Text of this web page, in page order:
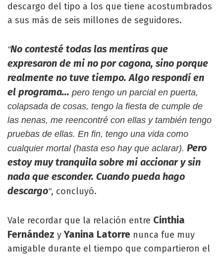
descargo del tipo a los que tiene acostumbrados
a sus más de seis millones de seguidores.
"No contesté todas las mentiras que
expresaron de mi no por cagona, sino porque
realmente no tuve tiempo. Algo respondí en
el programa... pero tengo un parcial en puerta,
colapsada de cosas, tengo la fiesta de cumple de
las nenas, me reencontré con ellas y también tengo
pruebas de ellas. En fin, tengo una vida como
cualquier mortal (hasta eso hay que aclarar). Pero
estoy muy tranquila sobre mi accionar y sin
nada que esconder. Cuando pueda hago
descargo", concluyó.
Vale recordar que la relación entre Cinthia
Fernández yYanina Latorre nunca fue muy
amigable durante el tiempo que compartieron el